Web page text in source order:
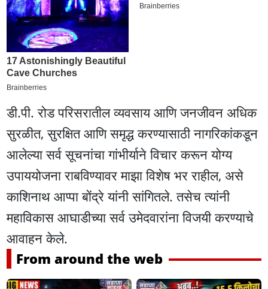
डी.पी. रोड परिसरातील व्यवसाय आणि जनजीवन अधिक
सुरळीत, सुरक्षित आणि समृद्ध करण्यासाठी नागरिकांकडून
आलेल्या सर्व सूचनांचा गांभीर्याने विचार करून योग्य
उपाययोजना राबविण्यावर माझा विशेष भर राहील, असे
काशिनाथ आप्पा बोंद्रे यांनी सांगितले. तसेच त्यांनी
महाविकास आघाडीच्या सर्व उमेदवारांना विजयी करण्याचे
आवाहन केले.
From around the web